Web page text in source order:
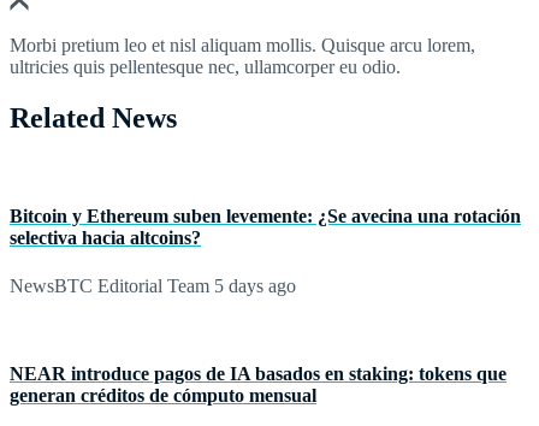
Morbi pretium leo et nisl aliquam mollis. Quisque arcu lorem,
ultricies quis pellentesque nec, ullamcorper eu odio.
Related News
Bitcoin y Ethereum suben levemente: ¿Se avecina una rotación
selectiva hacia altcoins?
NewsBTC Editorial Team 5 days ago
NEAR introduce pagos de IA basados en staking: tokens que
generan créditos de cómputo mensual